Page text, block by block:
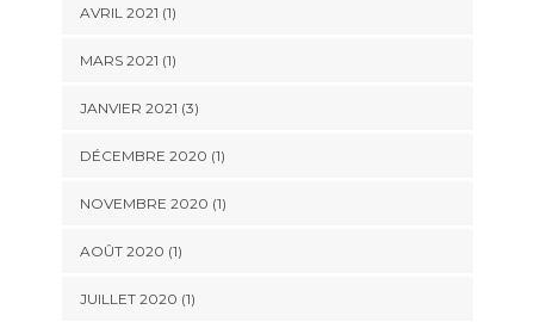
AVRIL 2021 (1)
MARS 2021 (1)
JANVIER 2021 (3)
DÉCEMBRE 2020 (1)
NOVEMBRE 2020 (1)
AOÛT 2020 (1)
JUILLET 2020 (1)